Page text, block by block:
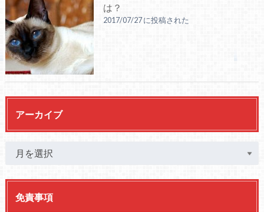
は？
2017/07/27 に投稿された
アーカイブ
免責事項